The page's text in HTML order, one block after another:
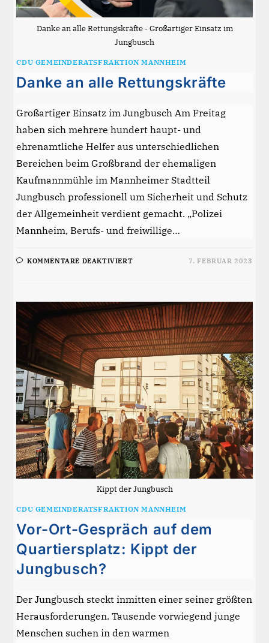
Danke an alle Rettungskräfte - Großartiger Einsatz im
Jungbusch
CDU GEMEINDERATSFRAKTION MANNHEIM
Danke an alle Rettungskräfte
Großartiger Einsatz im Jungbusch Am Freitag
haben sich mehrere hundert haupt- und
ehrenamtliche Helfer aus unterschiedlichen
Bereichen beim Großbrand der ehemaligen
Kaufmannmühle im Mannheimer Stadtteil
Jungbusch professionell um Sicherheit und Schutz
der Allgemeinheit verdient gemacht. „Polizei
Mannheim, Berufs- und freiwillige…
KOMMENTARE DEAKTIVIERTFÜR 7. FEBRUAR 2023
Kippt der Jungbusch
CDU GEMEINDERATSFRAKTION MANNHEIM
Vor-Ort-Gespräch auf dem
Quartiersplatz: Kippt der
Jungbusch?
Der Jungbusch steckt inmitten einer seiner größten
Herausforderungen. Tausende vorwiegend junge
Menschen suchen in den warmen